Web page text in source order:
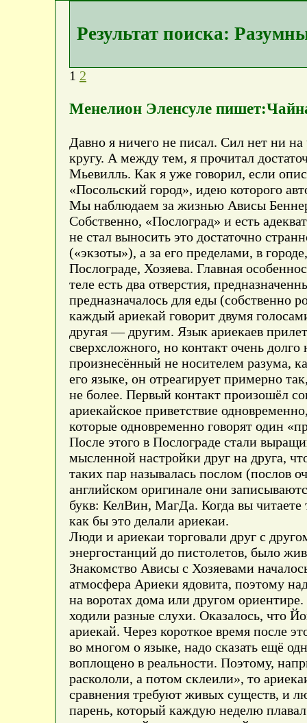
Результат поиска:
1 2
Менелион Эленсуле
Давно я ничего не писал. Сил нет ни
кругу. А между тем, я прочитал
Мьевилль. Как я уже говорил, если
«Посольский город», идею которого
Мы наблюдаем за жизнью Ависы Беннер
Собственно, «Послоград» и есть
не стал выносить это достаточно
(«экзоты»), а за его пределами, в
Послограде, Хозяева. Главная
теле есть два отверстия,
предназначалось для еды (собственно
каждый ариекай говорит двумя
другая — другим. Язык ариекаев
сверхсложного, но контакт очень
произнесённый не носителем разума,
его языке, он отреагирует примерно
не более. Первый контакт произошёл
ариекайское приветствие
которые одновременно говорят один
После этого в Послограде стали
мысленной настройки друг на друга,
таких пар называлась послом (послов
английском оригинале они
букв: КелВин, МагДа. Когда вы читаете
как бы это делали ариекаи.
Люди и ариекаи торговали друг с
энергостанций до пистолетов, было
Знакомство Ависы с Хозяевами
атмосфера Ариеки ядовита, поэтому
на воротах дома или другом
ходили разные слухи. Оказалось, что
ариекай. Через короткое время после
во многом о языке, надо сказать ещё
воплощено в реальности. Поэтому,
раскололи, а потом склеили», то
сравнения требуют живых существ, и
парень, который каждую неделю плавал